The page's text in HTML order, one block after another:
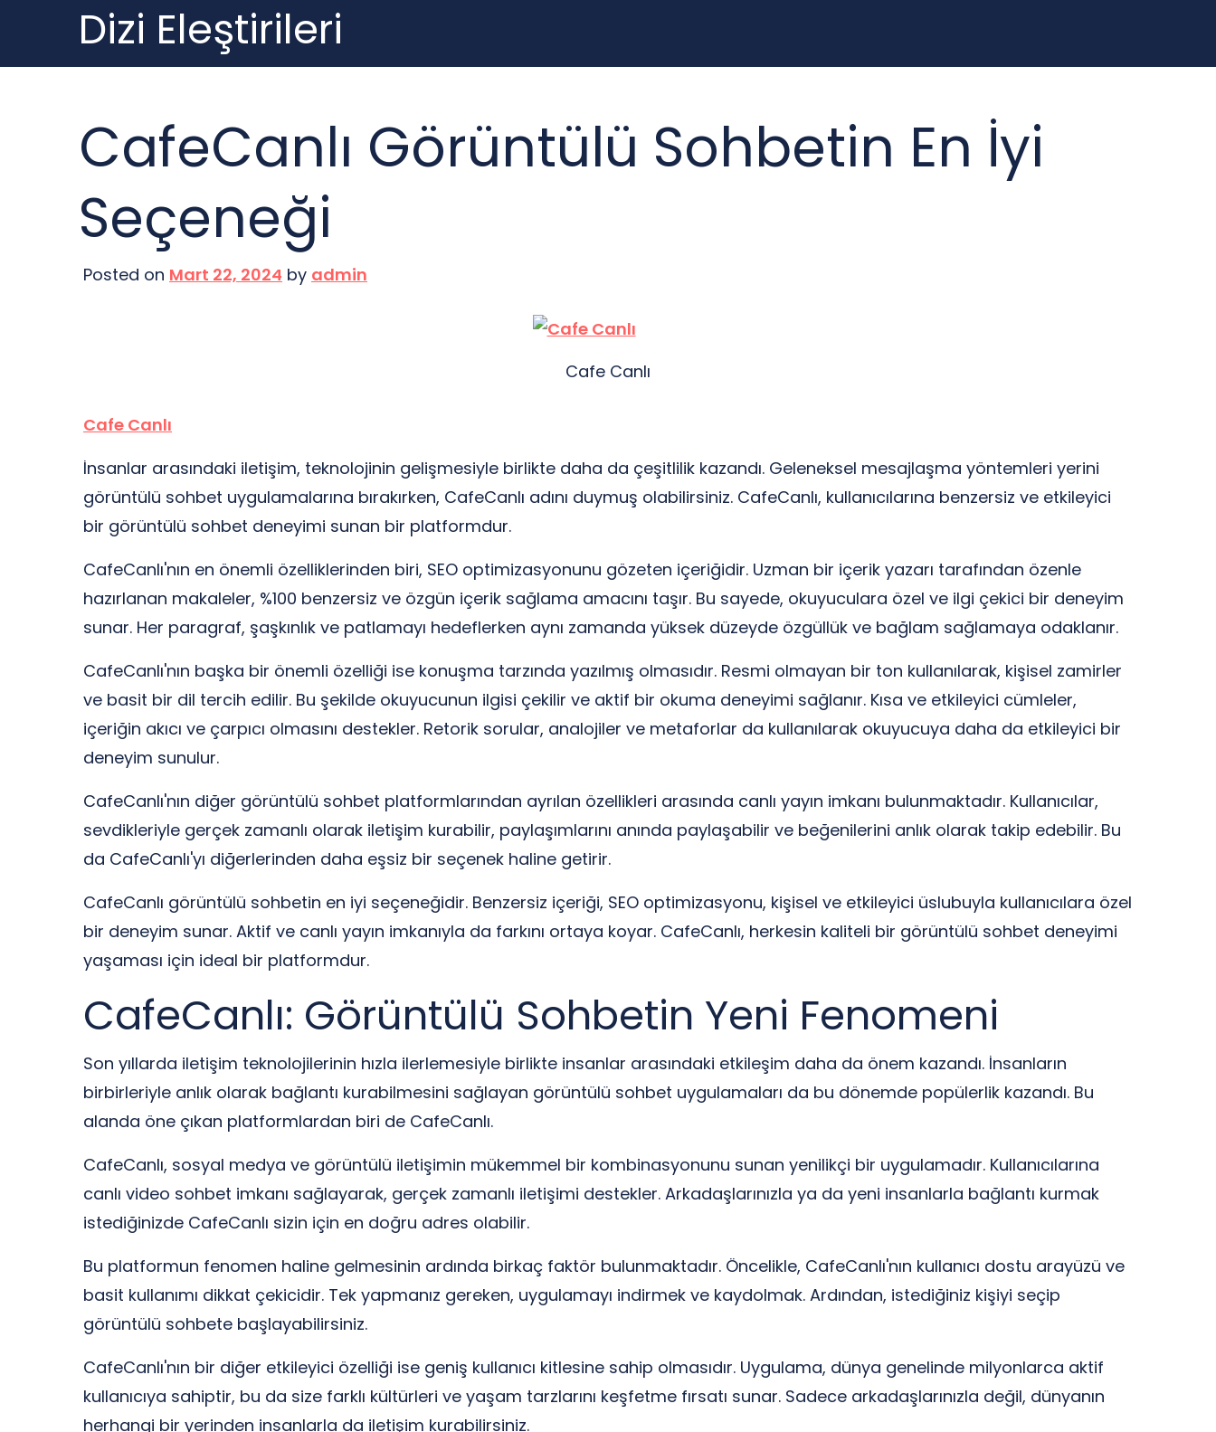
content
Dizi Eleştirileri
CafeCanlı Görüntülü Sohbetin En İyi
Seçeneği
Posted on Mart 22, 2024 by admin
Cafe Canlı
Cafe Canlı
İnsanlar arasındaki iletişim, teknolojinin gelişmesiyle birlikte daha da çeşitlilik kazandı. Geleneksel mesajlaşma yöntemleri yerini
görüntülü sohbet uygulamalarına bırakırken, CafeCanlı adını duymuş olabilirsiniz. CafeCanlı, kullanıcılarına benzersiz ve etkileyici
bir görüntülü sohbet deneyimi sunan bir platformdur.
CafeCanlı'nın en önemli özelliklerinden biri, SEO optimizasyonunu gözeten içeriğidir. Uzman bir içerik yazarı tarafından özenle
hazırlanan makaleler, %100 benzersiz ve özgün içerik sağlama amacını taşır. Bu sayede, okuyuculara özel ve ilgi çekici bir deneyim
sunar. Her paragraf, şaşkınlık ve patlamayı hedeflerken aynı zamanda yüksek düzeyde özgüllük ve bağlam sağlamaya odaklanır.
CafeCanlı'nın başka bir önemli özelliği ise konuşma tarzında yazılmış olmasıdır. Resmi olmayan bir ton kullanılarak, kişisel zamirler
ve basit bir dil tercih edilir. Bu şekilde okuyucunun ilgisi çekilir ve aktif bir okuma deneyimi sağlanır. Kısa ve etkileyici cümleler,
içeriğin akıcı ve çarpıcı olmasını destekler. Retorik sorular, analojiler ve metaforlar da kullanılarak okuyucuya daha da etkileyici bir
deneyim sunulur.
CafeCanlı'nın diğer görüntülü sohbet platformlarından ayrılan özellikleri arasında canlı yayın imkanı bulunmaktadır. Kullanıcılar,
sevdikleriyle gerçek zamanlı olarak iletişim kurabilir, paylaşımlarını anında paylaşabilir ve beğenilerini anlık olarak takip edebilir. Bu
da CafeCanlı'yı diğerlerinden daha eşsiz bir seçenek haline getirir.
CafeCanlı görüntülü sohbetin en iyi seçeneğidir. Benzersiz içeriği, SEO optimizasyonu, kişisel ve etkileyici üslubuyla kullanıcılara özel
bir deneyim sunar. Aktif ve canlı yayın imkanıyla da farkını ortaya koyar. CafeCanlı, herkesin kaliteli bir görüntülü sohbet deneyimi
yaşaması için ideal bir platformdur.
CafeCanlı: Görüntülü Sohbetin Yeni Fenomeni
Son yıllarda iletişim teknolojilerinin hızla ilerlemesiyle birlikte insanlar arasındaki etkileşim daha da önem kazandı. İnsanların
birbirleriyle anlık olarak bağlantı kurabilmesini sağlayan görüntülü sohbet uygulamaları da bu dönemde popülerlik kazandı. Bu
alanda öne çıkan platformlardan biri de CafeCanlı.
CafeCanlı, sosyal medya ve görüntülü iletişimin mükemmel bir kombinasyonunu sunan yenilikçi bir uygulamadır. Kullanıcılarına
canlı video sohbet imkanı sağlayarak, gerçek zamanlı iletişimi destekler. Arkadaşlarınızla ya da yeni insanlarla bağlantı kurmak
istediğinizde CafeCanlı sizin için en doğru adres olabilir.
Bu platformun fenomen haline gelmesinin ardında birkaç faktör bulunmaktadır. Öncelikle, CafeCanlı'nın kullanıcı dostu arayüzü ve
basit kullanımı dikkat çekicidir. Tek yapmanız gereken, uygulamayı indirmek ve kaydolmak. Ardından, istediğiniz kişiyi seçip
görüntülü sohbete başlayabilirsiniz.
CafeCanlı'nın bir diğer etkileyici özelliği ise geniş kullanıcı kitlesine sahip olmasıdır. Uygulama, dünya genelinde milyonlarca aktif
kullanıcıya sahiptir, bu da size farklı kültürleri ve yaşam tarzlarını keşfetme fırsatı sunar. Sadece arkadaşlarınızla değil, dünyanın
herhangi bir yerinden insanlarla da iletişim kurabilirsiniz.